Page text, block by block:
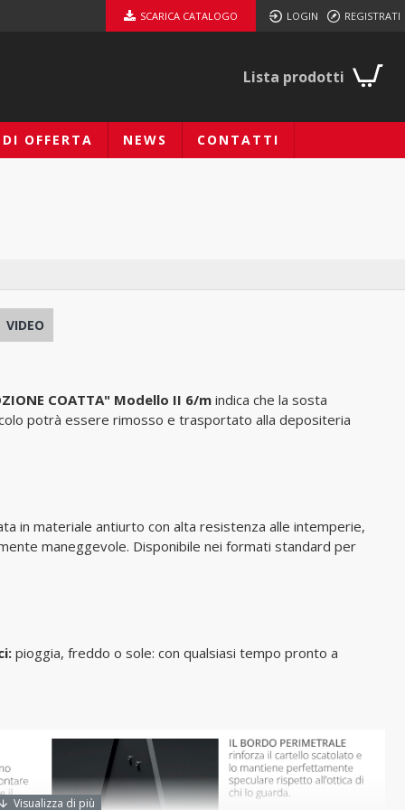
SCARICA CATALOGO LOGIN REGISTRATI
Lista prodotti
OFFERTA NEWS CONTATTI
VIDEO
COATTA" Modello II 6/mindica che la sosta
potrà essere rimosso e trasportato alla depositeria
in materiale antiurto con alta resistenza alle intemperie,
maneggevole. Disponibile nei formati standard per
pioggia, freddo o sole: con qualsiasi tempo pronto a